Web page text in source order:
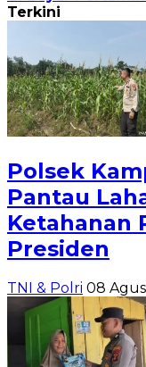
Terkini
Polsek
Pantau
Ketahanan
Presiden
TNI & Polri 08